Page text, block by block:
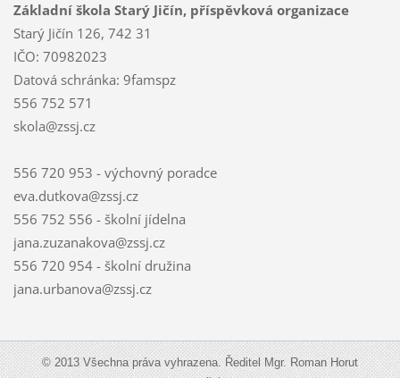
Základní škola Starý Jičín, příspěvková organizace
Starý Jičín 126, 742 31
IČO: 70982023
Datová schránka: 9famspz
556 752 571
skola@zssj.cz
556 720 953 - výchovný poradce
eva.dutkova@zssj.cz
556 752 556 - školní jídelna
jana.zuzanakova@zssj.cz
556 720 954 - školní družina
jana.urbanova@zssj.cz
© 2013 Všechna práva vyhrazena. Ředitel Mgr. Roman Horut